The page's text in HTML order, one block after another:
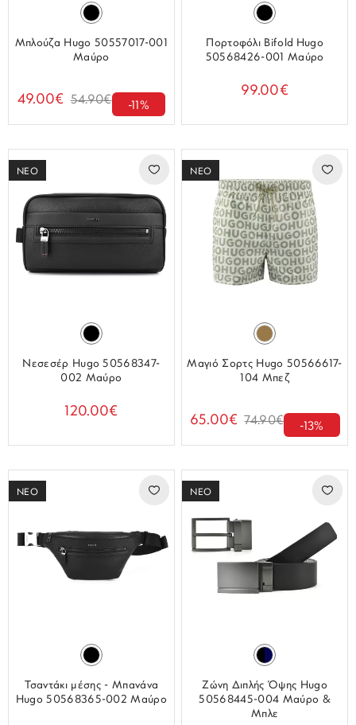
Μπλούζα Hugo 50557017-001
Μαύρο
49.00€ 54.90€ -11%
Πορτοφόλι Bifold Hugo
50568426-001 Μαύρο
99.00€
ΝΕΟ
Νεσεσέρ Hugo 50568347-
002 Μαύρο
120.00€
ΝΕΟ
Μαγιό Σορτς Hugo 50566617-
104 Μπεζ
65.00€ 74.90€ -13%
ΝΕΟ
Τσαντάκι μέσης - Μπανάνα
Hugo 50568365-002 Μαύρο
ΝΕΟ
Ζώνη Διπλής Όψης Hugo
50568445-004 Μαύρο &
Μπλε